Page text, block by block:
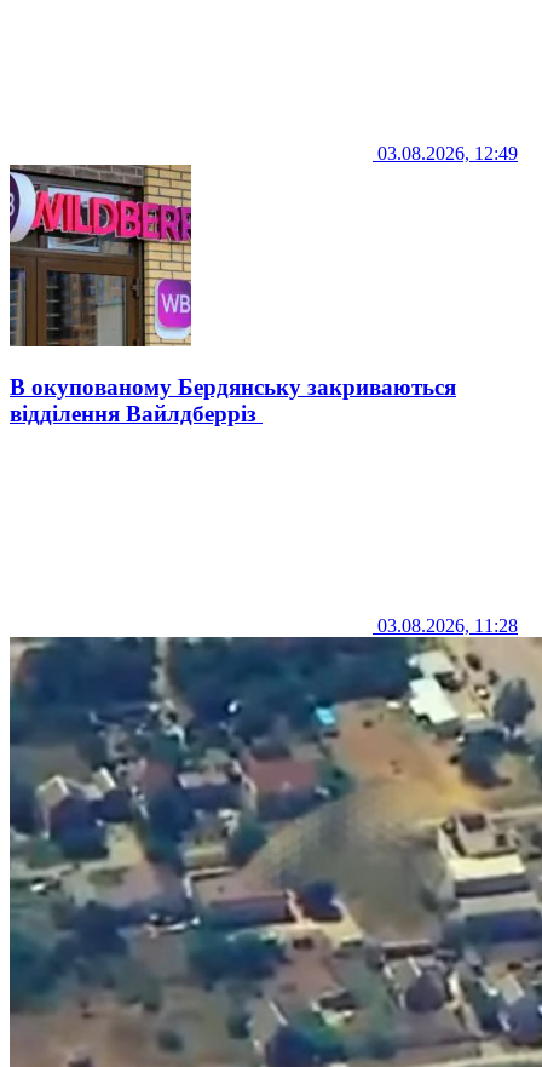
03.08.2026, 12:49
В окупованому Бердянську закриваються
відділення Вайлдберріз
03.08.2026, 11:28